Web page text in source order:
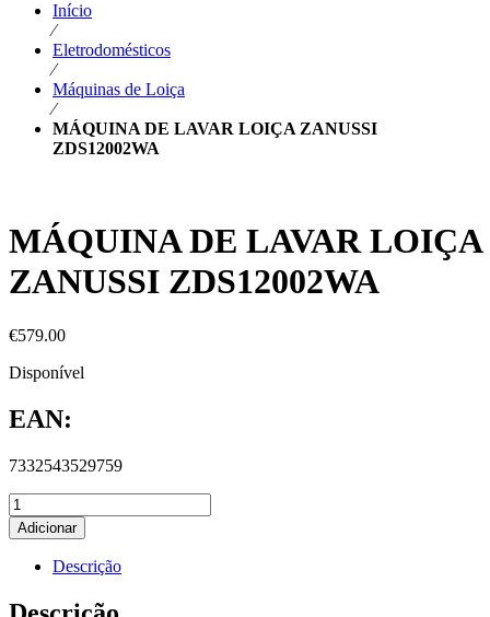
Início
⁄
Eletrodomésticos
⁄
Máquinas de Loiça
⁄
MÁQUINA DE LAVAR LOIÇA ZANUSSI
ZDS12002WA
MÁQUINA DE LAVAR LOIÇA
ZANUSSI ZDS12002WA
€579.00
Disponível
EAN:
7332543529759
Adicionar
Descrição